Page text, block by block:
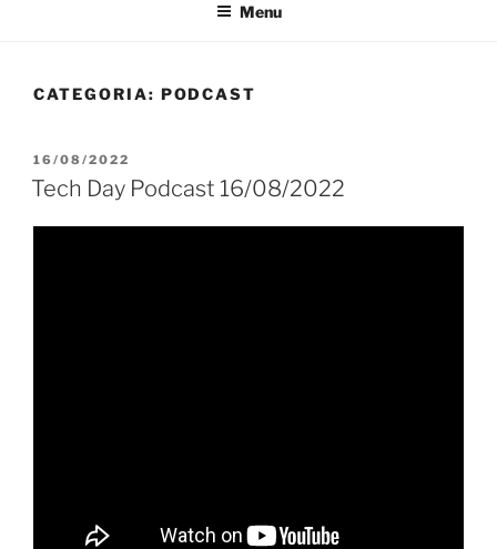
Menu
CATEGORIA: PODCAST
PUBLICADO
EM
16/08/2022
Tech Day Podcast 16/08/2022